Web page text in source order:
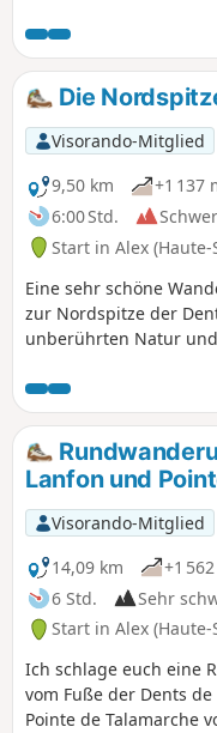
Aussicht auf den See
Die
Visorando-Mitglied
9,50 km
+1 137
6:00 Std.
Schwer
Start in Alex (Haute-
Eine sehr schöne
zur Nordspitze der
unberührten Natur
Ausblick, insbesondere
Turpin und die
Das Tragen eines
Steinschlaggefahr
Lanfon und
Visorando-Mitglied
14,09 km
+1
6 Std.
Sehr
Start in Alex (Haute-
Ich schlage euch eine
vom Fuße der Dents
Pointe de Talamarche